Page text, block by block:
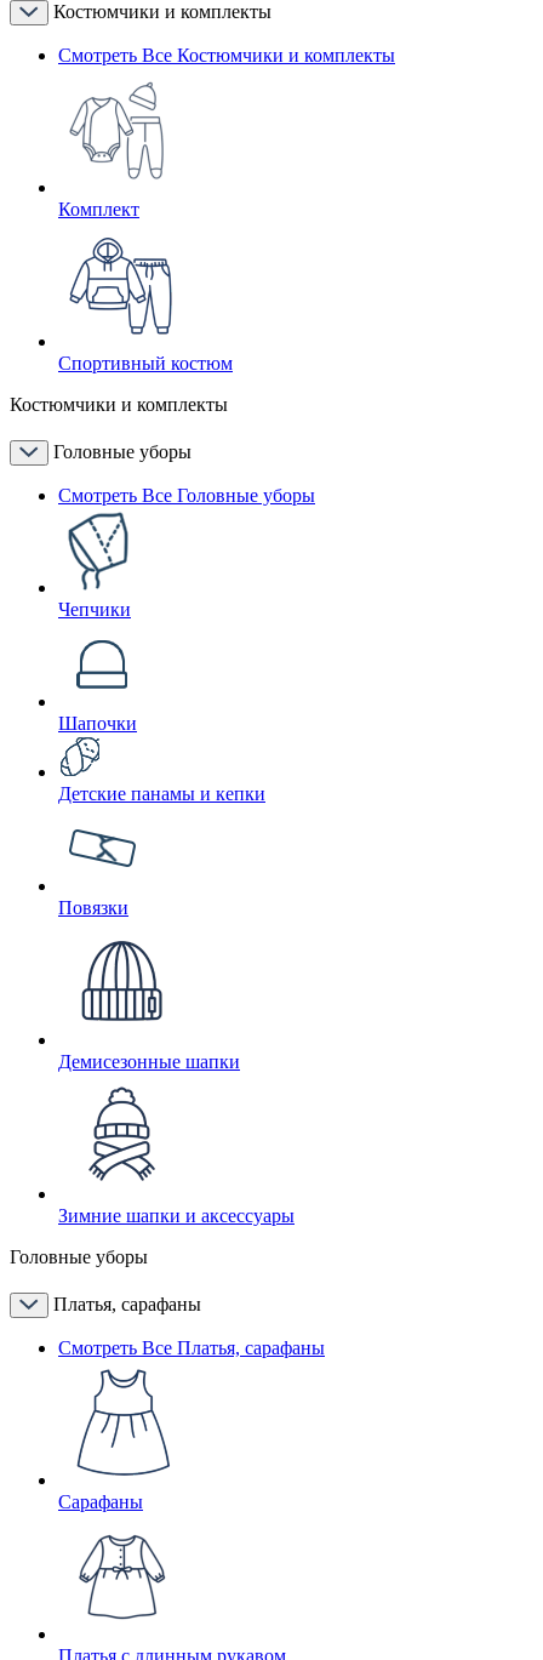
Костюмчики и комплекты
Смотреть Все Костюмчики и комплекты
Комплект
Спортивный костюм
Костюмчики и комплекты
Головные уборы
Смотреть Все Головные уборы
Чепчики
Шапочки
Детские панамы и кепки
Повязки
Демисезонные шапки
Зимние шапки и аксессуары
Головные уборы
Платья, сарафаны
Смотреть Все Платья, сарафаны
Сарафаны
Платья с длинным рукавом